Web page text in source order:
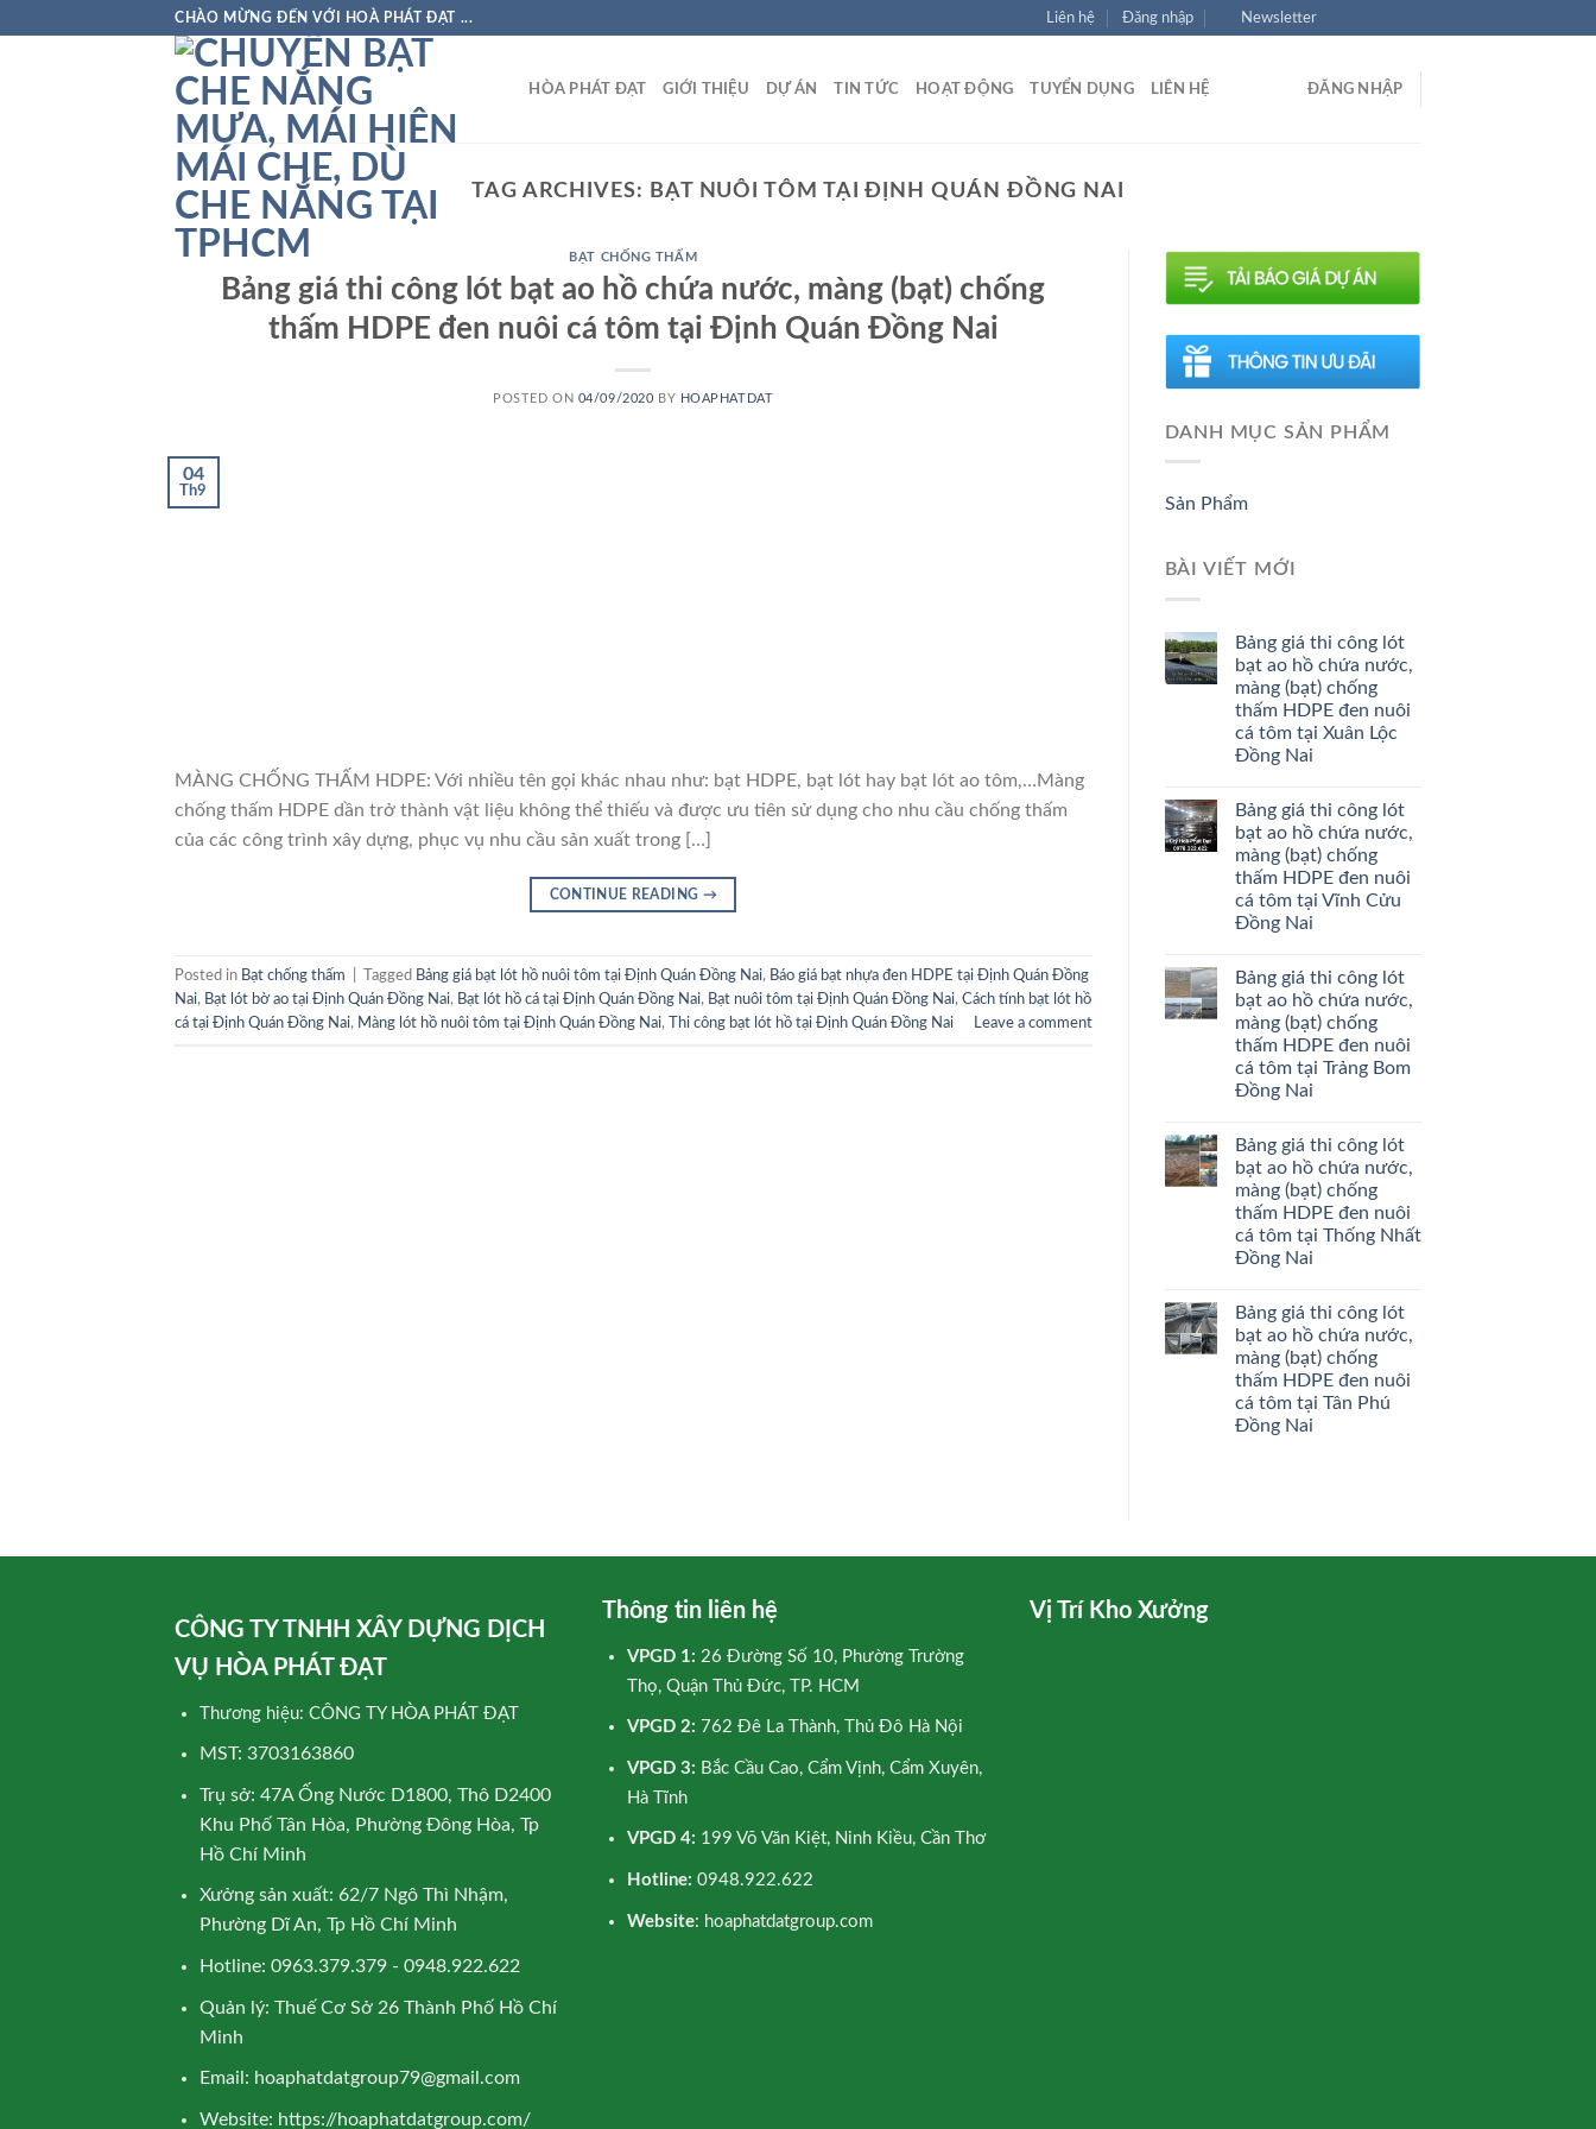
CHÀO MỪNG ĐẾN VỚI HOÀ PHÁT ĐẠT ... Liên hệ Đăng nhập Newsletter
HÒA PHÁT ĐẠT GIỚI THIỆU DỰ ÁN TIN TỨC HOẠT ĐỘNG TUYỂN DỤNG LIÊN HỆ ĐĂNG NHẬP
TAG ARCHIVES: BẠT NUÔI TÔM TẠI ĐỊNH QUÁN ĐỒNG NAI
BẠT CHỐNG THẤM
Bảng giá thi công lót bạt ao hồ chứa nước, màng (bạt) chống
thấm HDPE đen nuôi cá tôm tại Định Quán Đồng Nai
POSTED ON 04/09/2020 BY HOAPHATDAT
04
Th9
MÀNG CHỐNG THẤM HDPE: Với nhiều tên gọi khác nhau như: bạt HDPE, bạt lót hay bạt lót ao tôm,…Màng
chống thấm HDPE dần trở thành vật liệu không thể thiếu và được ưu tiên sử dụng cho nhu cầu chống thấm
của các công trình xây dựng, phục vụ nhu cầu sản xuất trong […]
CONTINUE READING →
Posted in Bạt chống thấm Tagged Bảng giá bạt lót hồ nuôi tôm tại Định Quán Đồng Nai, Báo giá bạt nhựa đen HDPE tại Định Quán Đồng
Nai, Bạt lót bờ ao tại Định Quán Đồng Nai, Bạt lót hồ cá tại Định Quán Đồng Nai, Bạt nuôi tôm tại Định Quán Đồng Nai, Cách tính bạt lót hồ
cá tại Định Quán Đồng Nai, Màng lót hồ nuôi tôm tại Định Quán Đồng Nai, Thi công bạt lót hồ tại Định Quán Đồng Nai Leave a comment
DANH MỤC SẢN PHẨM
Sản Phẩm
BÀI VIẾT MỚI
Bảng giá thi công lót
bạt ao hồ chứa nước,
màng (bạt) chống
thấm HDPE đen nuôi
cá tôm tại Xuân Lộc
Đồng Nai
Bảng giá thi công lót
bạt ao hồ chứa nước,
màng (bạt) chống
thấm HDPE đen nuôi
cá tôm tại Vĩnh Cửu
Đồng Nai
Bảng giá thi công lót
bạt ao hồ chứa nước,
màng (bạt) chống
thấm HDPE đen nuôi
cá tôm tại Trảng Bom
Đồng Nai
Bảng giá thi công lót
bạt ao hồ chứa nước,
màng (bạt) chống
thấm HDPE đen nuôi
cá tôm tại Thống Nhất
Đồng Nai
Bảng giá thi công lót
bạt ao hồ chứa nước,
màng (bạt) chống
thấm HDPE đen nuôi
cá tôm tại Tân Phú
Đồng Nai
CÔNG TY TNHH XÂY DỰNG DỊCH
VỤ HÒA PHÁT ĐẠT
Thương hiệu: CÔNG TY HÒA PHÁT ĐẠT
MST: 3703163860
Trụ sở: 47A Ống Nước D1800, Thô D2400
Khu Phố Tân Hòa, Phường Đông Hòa, Tp
Hồ Chí Minh
Xưởng sản xuất: 62/7 Ngô Thì Nhậm,
Phường Dĩ An, Tp Hồ Chí Minh
Hotline: 0963.379.379 - 0948.922.622
Quản lý: Thuế Cơ Sở 26 Thành Phố Hồ Chí
Minh
Email: hoaphatdatgroup79@gmail.com
Website: https://hoaphatdatgroup.com/
Thông tin liên hệ
VPGD 1: 26 Đường Số 10, Phường Trường
Thọ, Quận Thủ Đức, TP. HCM
VPGD 2: 762 Đê La Thành, Thủ Đô Hà Nội
VPGD 3: Bắc Cầu Cao, Cẩm Vịnh, Cẩm Xuyên,
Hà Tĩnh
VPGD 4: 199 Võ Văn Kiệt, Ninh Kiều, Cần Thơ
Hotline: 0948.922.622
Website: hoaphatdatgroup.com
Vị Trí Kho Xưởng